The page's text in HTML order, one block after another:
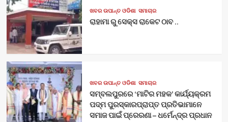
ଖବର ଉପାନ୍ତ ଓଡିଶା ସମାଚାର
ରାହାମା ରୁ ସେକ୍ସ ରାକେଟ ଠାବ ..
ଖବର ଉପାନ୍ତ ଓଡିଶା ସମାଚାର
ସମ୍ବଲପୁରରେ ‘ମାଟିର ମହକ’ କାର୍ଯ୍ୟକ୍ରମ
ପଦ୍ମ ପୁରସ୍କାରପ୍ରାପ୍ତ ପ୍ରତିଭାମାନେ
ସମାଜ ପାଇଁ ପ୍ରେରଣା – ଧର୍ମେନ୍ଦ୍ର ପ୍ରଧାନ